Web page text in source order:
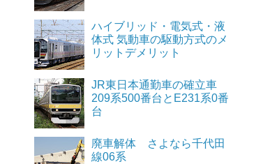
ハイブリッド・電気式・液
体式 気動車の駆動方式のメ
リットデメリット
JR東日本通勤車の確立車
209系500番台とE231系0番
台
廃車解体 さよなら千代田
線06系